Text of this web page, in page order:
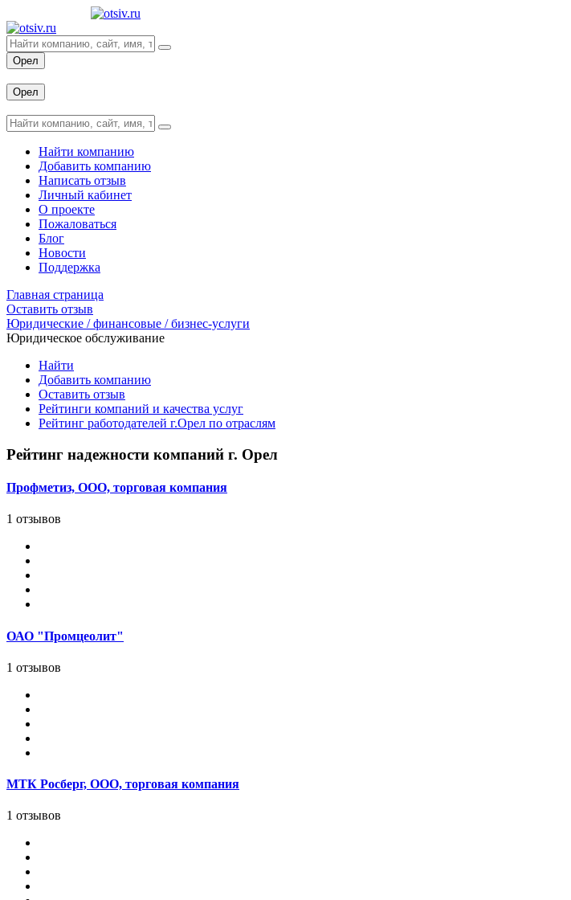
Орел
Орел
Найти компанию
Добавить компанию
Написать отзыв
Личный кабинет
О проекте
Пожаловаться
Блог
Новости
Поддержка
Главная страница
Оставить отзыв
Юридические / финансовые / бизнес-услуги
Юридическое обслуживание
Найти
Добавить компанию
Оставить отзыв
Рейтинги компаний и качества услуг
Рейтинг работодателей г.Орел по отраслям
Рейтинг надежности компаний г. Орел
Профметиз, ООО, торговая компания
1 отзывов
ОАО "Промцеолит"
1 отзывов
МТК Росберг, ООО, торговая компания
1 отзывов